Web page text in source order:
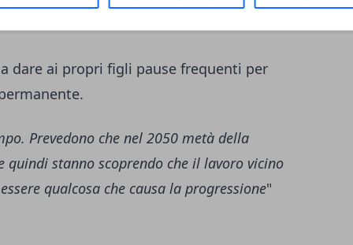
dare ai propri figli pause frequenti per
Prevedono che nel 2050 metà della
stanno scoprendo che il lavoro vicino
qualcosa che causa la progressione"